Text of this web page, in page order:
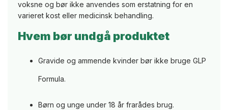
voksne og bør ikke anvendes som erstatning for en
varieret kost eller medicinsk behandling.
Hvem bør undgå produktet
Gravide og ammende kvinder bør ikke bruge GLP
Formula.
Børn og unge under 18 år frarådes brug.